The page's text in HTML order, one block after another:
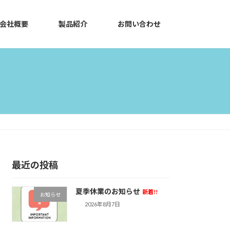
社概要 製品紹介 お問い合わせ
最近の投稿
お知らせ 夏季休業のお知らせ 新着!!
2026年8月7日